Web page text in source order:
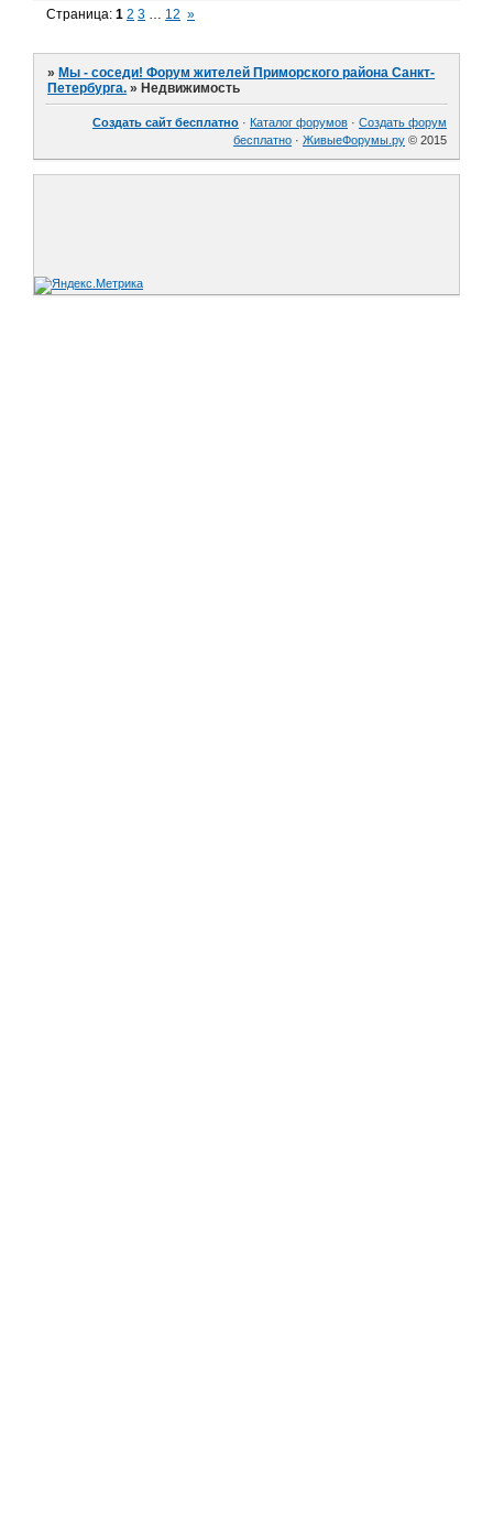
Страница:1 2 3 … 12 »
»Мы - соседи! Форум жителей Приморского района Санкт-
Петербурга. »Недвижимость
Создать сайт бесплатно · Каталог форумов · Создать форум
бесплатно · ЖивыеФорумы.ру © 2015